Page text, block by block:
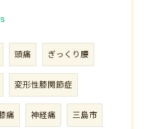
頭痛 ぎっくり腰
変形性膝関節症
痛 神経痛 三島市